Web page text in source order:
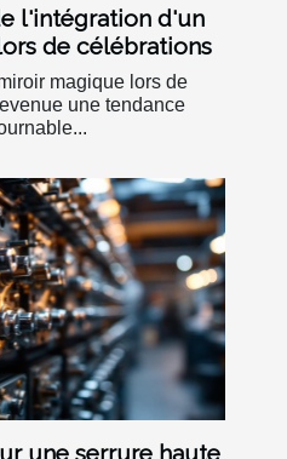
l'intégration d'un
de célébrations
magique lors de
une tendance
une serrure haute